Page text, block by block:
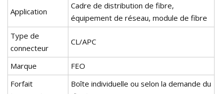
Application
Cadre de distribution de fibre,
équipement de réseau, module de fibre
Type de
connecteur
CL/APC
Marque
FEO
Forfait
Boîte individuelle ou selon la demande du